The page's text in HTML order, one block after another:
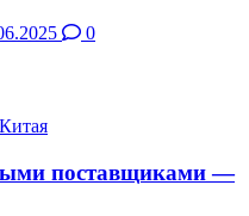
0
поставщиками —